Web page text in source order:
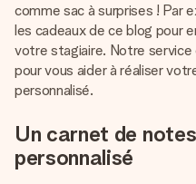
comme sac à surprises ! Par
les cadeaux de ce blog pour
votre stagiaire. Notre
pour vous aider à réaliser
personnalisé.
Un carnet de
personnalisé